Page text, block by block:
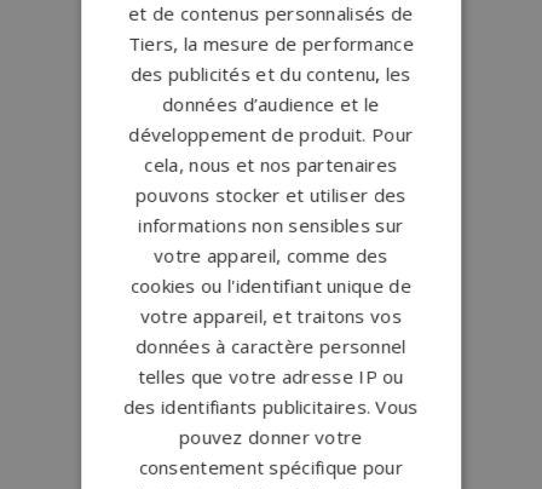
et de contenus personnalisés de
Tiers, la mesure de performance
des publicités et du contenu, les
données d’audience et le
développement de produit. Pour
cela, nous et nos partenaires
pouvons stocker et utiliser des
informations non sensibles sur
votre appareil, comme des
cookies ou l'identifiant unique de
votre appareil, et traitons vos
données à caractère personnel
telles que votre adresse IP ou
des identifiants publicitaires. Vous
pouvez donner votre
consentement spécifique pour